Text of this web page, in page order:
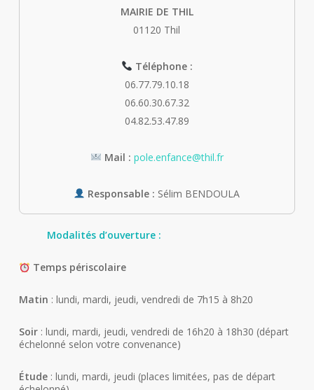
MAIRIE DE THIL
01120 Thil
Téléphone :
06.77.79.10.18
06.60.30.67.32
04.82.53.47.89
Mail : pole.enfance@thil.fr
Responsable : Sélim BENDOULA
Modalités d’ouverture :
Temps périscolaire
Matin : lundi, mardi, jeudi, vendredi de 7h15 à 8h20
Soir: lundi, mardi, jeudi, vendredi de 16h20 à 18h30 (départ
échelonné selon votre convenance)
Étude: lundi, mardi, jeudi (places limitées, pas de départ